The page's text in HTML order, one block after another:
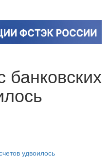
банковских
удвоилось